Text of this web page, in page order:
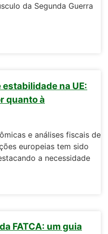
da Segunda Guerra
na UE:
quanto à
e análises fiscais de
europeias tem sido
a necessidade
FATCA: um guia